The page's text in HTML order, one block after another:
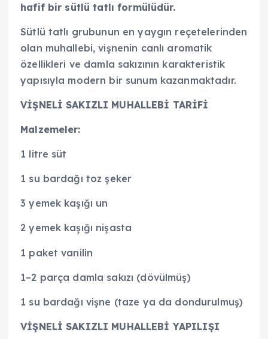
hafif bir sütlü tatlı formülüdür.
Sütlü tatlı grubunun en yaygın reçetelerinden
olan muhallebi, vişnenin canlı aromatik
özellikleri ve damla sakızının karakteristik
yapısıyla modern bir sunum kazanmaktadır.
VİŞNELİ SAKIZLI MUHALLEBİ TARİFİ
Malzemeler:
1 litre süt
1 su bardağı toz şeker
3 yemek kaşığı un
2 yemek kaşığı nişasta
1 paket vanilin
1–2 parça damla sakızı (dövülmüş)
1 su bardağı vişne (taze ya da dondurulmuş)
VİŞNELİ SAKIZLI MUHALLEBİ YAPILIŞI